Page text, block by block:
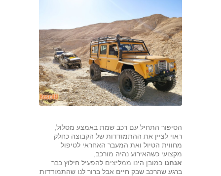
הסיפור התחיל עם רכב שמת באמצע מסלול,
ראוי לציין את ההתמודדות של הקבוצה כחלק
מחווית הטיול ואת המעבר האחראי לטיפול
מקצועי כשהאירוע נהיה מורכב,
אנחנו כמובן הינו ממליצים להפעיל חילוץ כבר
ברגע שהרכב שבק חיים אבל ברור לנו שהתמודדות